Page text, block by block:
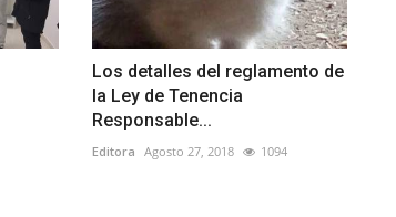
Los detalles del reglamento de
la Ley de Tenencia
Responsable...
Editora Agosto 27, 2018 1094